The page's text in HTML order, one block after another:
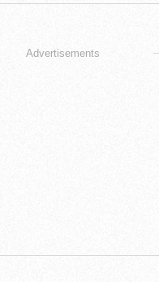
Advertisements